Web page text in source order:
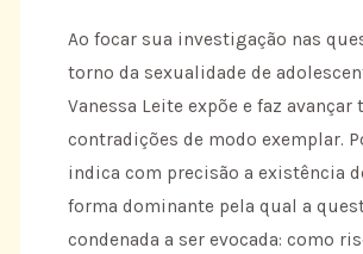
Ao focar sua investigação nas
torno da sexualidade de
Vanessa Leite expõe e faz avançar
contradições de modo exemplar.
indica com precisão a existência
forma dominante pela qual a
condenada a ser evocada: como